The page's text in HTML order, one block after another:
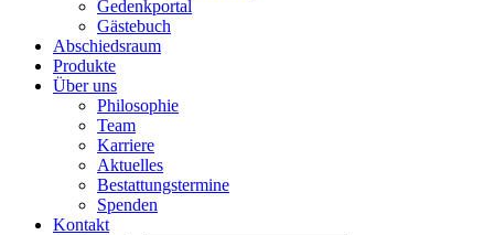
Gedenkportal
Gästebuch
Abschiedsraum
Produkte
Über uns
Philosophie
Team
Karriere
Aktuelles
Bestattungstermine
Spenden
Kontakt